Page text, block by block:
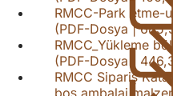
RMCC-Park etme-
PDF-Dosya
RMCC_Yükleme
PDF-Dosya
RMCC Sipariş
boş ambalaj